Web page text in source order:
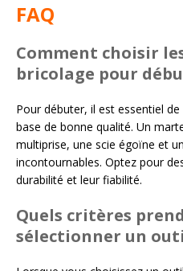
FAQ
Comment choisir
bricolage pour
Pour débuter, il est essentiel
base de bonne qualité. Un
multiprise, une scie égoïne et
incontournables. Optez pour
durabilité et leur fiabilité.
Quels critères
sélectionner un